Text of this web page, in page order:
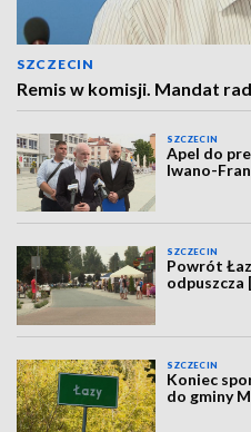
SZCZECIN
Remis w komisji. Mandat
SZCZECIN
Apel do
Iwano-
SZCZECIN
Powrót
odpuszcza
SZCZECIN
Koniec
do gminy